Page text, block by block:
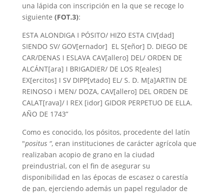
una lápida con inscripción en la que se recoge lo
siguiente (FOT.3):
ESTA ALONDIGA I PÓSITO/ HIZO ESTA CIV[dad]
SIENDO SV/ GOV[ernador] EL S[eñor] D. DIEGO DE
CAR/DENAS I ESLAVA CAV[allero] DEL/ ORDEN DE
ALCÁNT[ara] I BRIGADIER/ DE LOS R[eales]
EX[ercitos] I SV DIPP[vtado] EL/ S. D. M[a]ARTIN DE
REINOSO i MEN/ DOZA, CAV[allero] DEL ORDEN DE
CALAT[rava]/ I REX [idor] GIDOR PERPETUO DE ELLA.
AÑO DE 1743”
Como es conocido, los pósitos, procedente del latín
"positus “, eran instituciones de carácter agrícola que
realizaban acopio de grano en la ciudad
preindustrial, con el fin de asegurar su
disponibilidad en las épocas de escasez o carestía
de pan, ejerciendo además un papel regulador de